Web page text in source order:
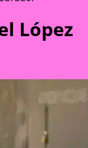
López